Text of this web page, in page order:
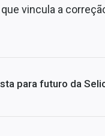
vincula a
para futuro da